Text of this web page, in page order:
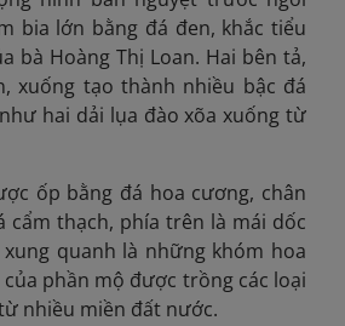
bia lớn bằng đá đen, khắc tiểu
bà Hoàng Thị Loan. Hai bên tả,
xuống tạo thành nhiều bậc đá
hai dải lụa đào xõa xuống từ
ốp bằng đá hoa cương, chân
cẩm thạch, phía trên là mái dốc
quanh là những khóm hoa
phần mộ được trồng các loại
nhiều miền đất nước.